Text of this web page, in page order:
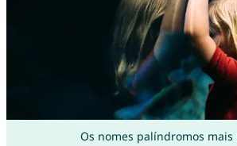
Os nomes palíndromos mais